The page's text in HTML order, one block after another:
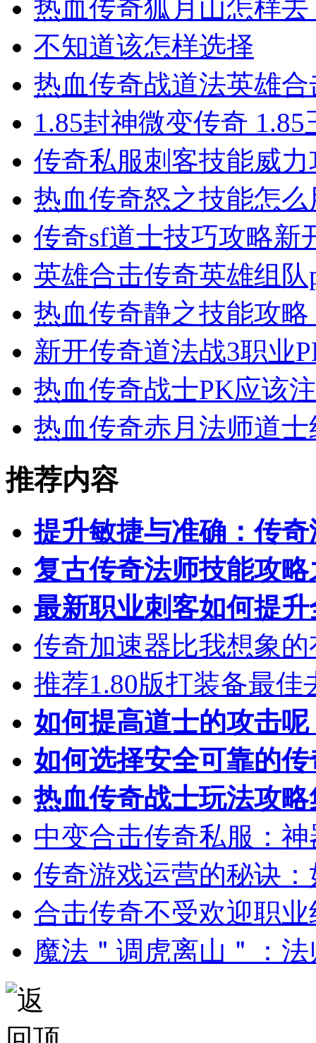
热血传奇狐月山怎样
不知道该怎样选择
热血传奇战道法英雄
1.85封神微变传奇
传奇私服​刺客技能威
热血传奇怒之技能怎
传奇sf道士技巧攻略新
英雄合击传奇英雄组
热血传奇静之技能攻
新开传奇道法战3职业
热血传奇战士PK应该
热血传奇赤月法师道
推荐内容
提升敏捷与准确：传
复古传奇法师技能攻
最新职业刺客如何提
传奇加速器比我想象的
推荐1.80版打装备最佳
如何提高道士的攻击呢
如何选择安全可靠的
热血传奇战士玩法攻略
中变合击传奇私服：
传奇游戏运营的秘诀
合击传奇不受欢迎职
魔法＂调虎离山＂：